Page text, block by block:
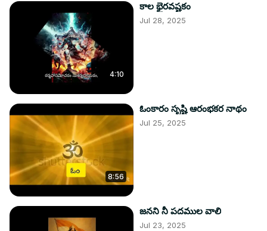
4:10
కాల భైరవష్టకం
Jul 28, 2025
8:56
ఓంకారం సృష్టి ఆరంభకర నాథం
Jul 25, 2025
జనని నీ పదముల వాలి
Jul 23, 2025